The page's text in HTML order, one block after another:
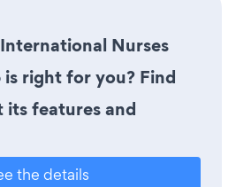
Nurses
is right for you? Find
features and
the details